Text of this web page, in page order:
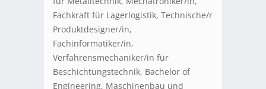
Fachkraft für Lagerlogistik, Technische/r
Produktdesigner/in,
Fachinformatiker/in,
Verfahrensmechaniker/in für
Beschichtungstechnik, Bachelor of
Engineering, Maschinenbau und